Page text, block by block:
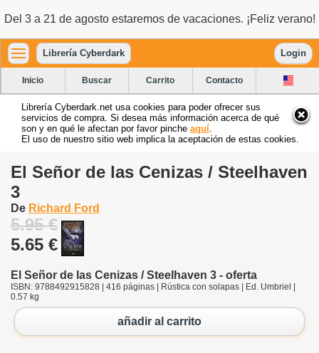
Del 3 a 21 de agosto estaremos de vacaciones. ¡Feliz verano!
Librería Cyberdark Login
Inicio Buscar Carrito Contacto
Librería Cyberdark.net usa cookies para poder ofrecer sus
servicios de compra. Si desea más información acerca de qué
son y en qué le afectan por favor pinche aquí
El uso de nuestro sitio web implica la aceptación de estas cookies.
El Señor de las Cenizas / Steelhaven
3
De Richard Ford
5.95 €
5.65 €
El Señor de las Cenizas / Steelhaven 3 - oferta
ISBN: 9788492915828 | 416 páginas | Rústica con solapas | Ed. Umbriel |
0.57 kg
añadir al carrito